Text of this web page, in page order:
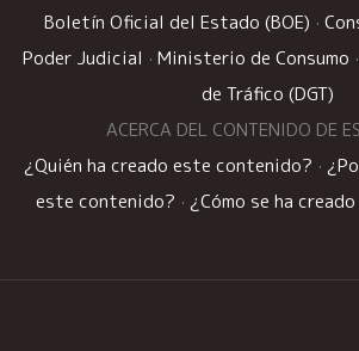
Boletín Oficial del Estado (BOE) ·
Poder Judicial · Ministerio de Consumo ·
de Tráfico (DGT)
ACERCA DEL CONTENIDO DE
¿Quién ha creado este contenido? ·
este contenido? · ¿Cómo se ha